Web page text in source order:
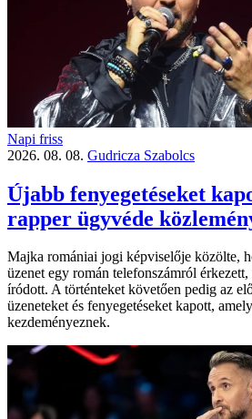
Napi friss
2026. 08. 08. Gudricza Szabolcs
Újabb fenyegetéseket
rapper ügyvéde
Majka romániai jogi képviselője közölte,
üzenet egy román telefonszámról
íródott. A történteket követően pedig az
üzeneteket és fenyegetéseket kapott,
kezdeményeznek.